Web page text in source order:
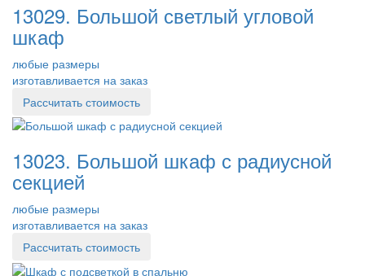
13029. Большой светлый угловой
шкаф
любые размеры
изготавливается на заказ
Рассчитать стоимость
13023. Большой шкаф с радиусной
секцией
любые размеры
изготавливается на заказ
Рассчитать стоимость